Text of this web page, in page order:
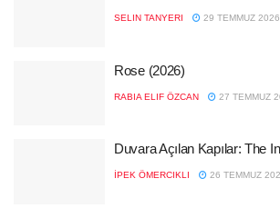
SELIN TANYERI 29 TEMMUZ 2026
Rose (2026)
RABIA ELIF ÖZCAN 27 TEMMUZ
Duvara Açılan Kapılar: The
İPEK ÖMERCIKLI 26 TEMMUZ